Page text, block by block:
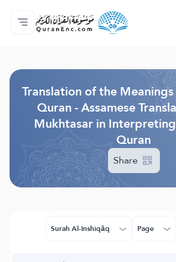
Home
Index of Translations
Audio
Developers' Services - API
About
Contact Us
Language
Translation of the
Quran - Assamese
Mukhtasar in
Quran
Share
Surah Al-Inshiqāq Page